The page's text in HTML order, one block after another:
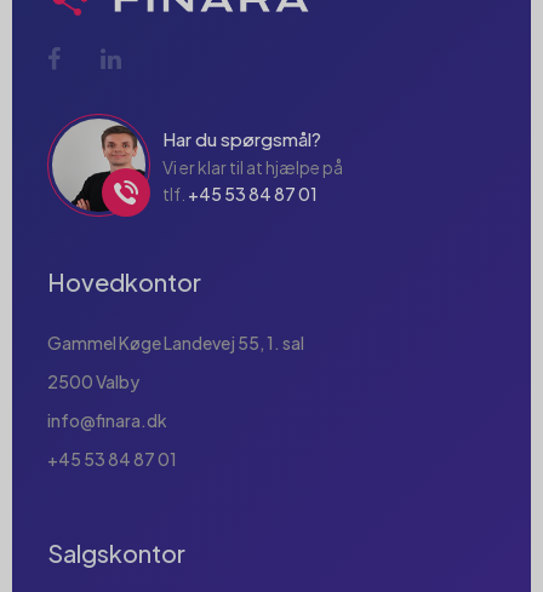
Har du spørgsmål?
Vi er klar til at hjælpe på
tlf. +45 53 84 87 01
Hovedkontor
Gammel Køge Landevej 55, 1. sal
2500 Valby
info@finara.dk
+45 53 84 87 01
Salgskontor